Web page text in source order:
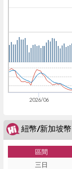
2026/06
區間
三日